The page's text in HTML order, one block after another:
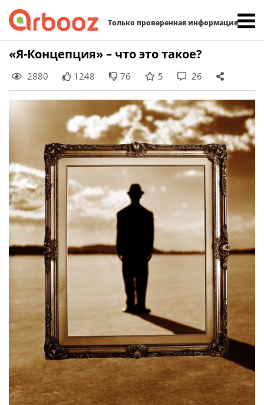
Только проверенная информация
Skip
content
«Я-Концепция» – что это такое?
2880 1248 76 5 26
Найти: